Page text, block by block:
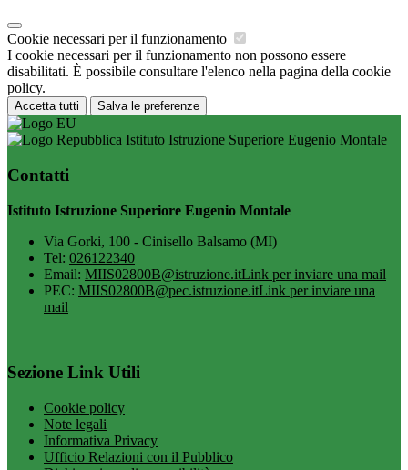
Cookie necessari per il funzionamento
I cookie necessari per il funzionamento non possono essere
disabilitati. È possibile consultare l'elenco nella pagina della cookie
policy.
Accetta tutti Salva le preferenze
Istituto Istruzione Superiore Eugenio Montale
Contatti
Istituto Istruzione Superiore Eugenio Montale
Via Gorki, 100 - Cinisello Balsamo (MI)
Tel: 026122340
Email: MIIS02800B@istruzione.itLink per inviare una mail
PEC: MIIS02800B@pec.istruzione.itLink per inviare una
mail
Sezione Link Utili
Cookie policy
Note legali
Informativa Privacy
Ufficio Relazioni con il Pubblico